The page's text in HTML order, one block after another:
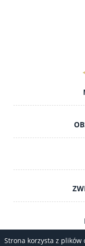
Strona korzysta z plików